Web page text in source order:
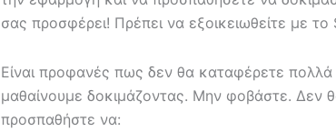
σας προσφέρει! Πρέπει να εξοικειωθείτε με το
Είναι προφανές πως δεν θα καταφέρετε πολλά
μαθαίνουμε δοκιμάζοντας. Μην φοβάστε. Δεν
προσπαθήστε να: